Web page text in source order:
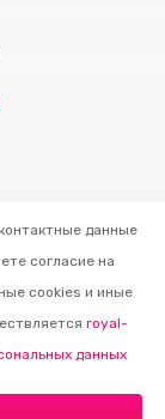
данные
согласие на
cookies и иные
royal-
данных